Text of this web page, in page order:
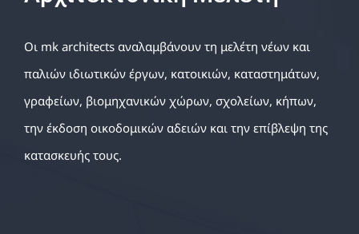
Οι mk architects αναλαμβάνουν τη μελέτη νέων και
παλιών ιδιωτικών έργων, κατοικιών, καταστημάτων,
γραφείων, βιομηχανικών χώρων, σχολείων, κήπων,
την έκδοση οικοδομικών αδειών και την επίβλεψη της
κατασκευής τους.